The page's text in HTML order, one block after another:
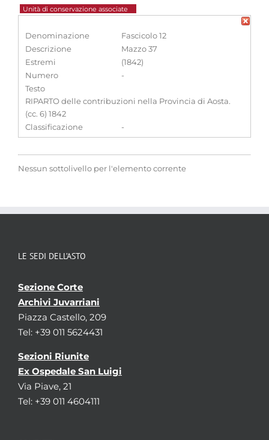
Unità di conservazione associate
Denominazione
Fascicolo 12
Descrizione
Mazzo 37
Estremi
(1842)
Numero
-
Testo
RIPARTO delle contribuzioni nella Provincia di Aosta.
(cc. 6) 1842
Classificazione
-
Nessun sottolivello per l'elemento corrente
LE SEDI DELL’ASTO
Sezione Corte
Archivi Juvarriani
Piazza Castello, 209
Tel: +39 011 5624431
Sezioni Riunite
Ex Ospedale San Luigi
Via Piave, 21
Tel: +39 011 4604111